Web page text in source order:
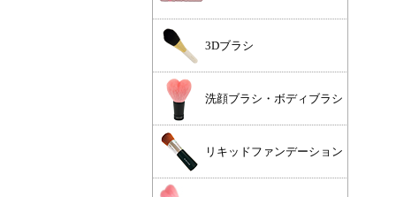
3Dブラシ
洗顔ブラシ・ボディブラシ
リキッドファンデーション